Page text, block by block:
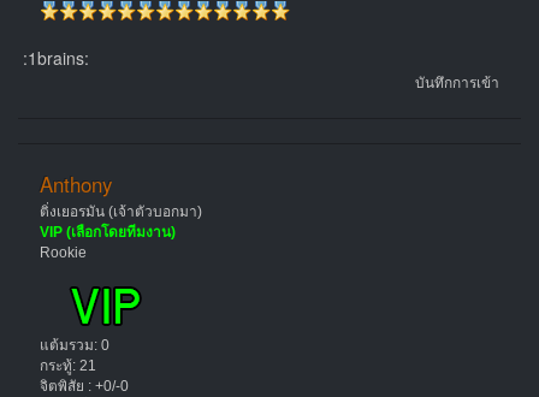
:1brains:
บันทึกการเข้า
Anthony
ติ่งเยอรมัน (เจ้าตัวบอกมา)
VIP (เลือกโดยทีมงาน)
Rookie
แต้มรวม: 0
กระทู้: 21
จิตพิสัย : +0/-0